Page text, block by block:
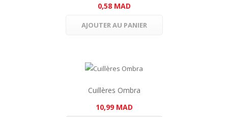
0,58 MAD
AJOUTER AU PANIER
Cuillères Ombra
10,99 MAD